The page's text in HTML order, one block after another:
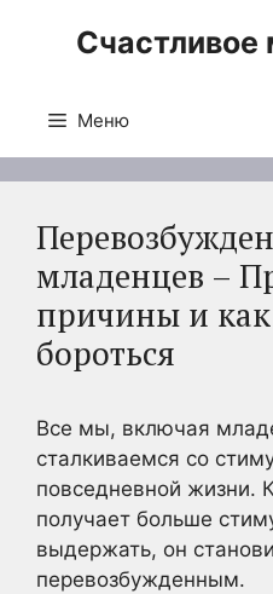
Счастливое
Меню
младенцев –
причины и
бороться
Все мы, включая
сталкиваемся со
повседневной жизни.
получает больше
выдержать, он
перевозбужденным.